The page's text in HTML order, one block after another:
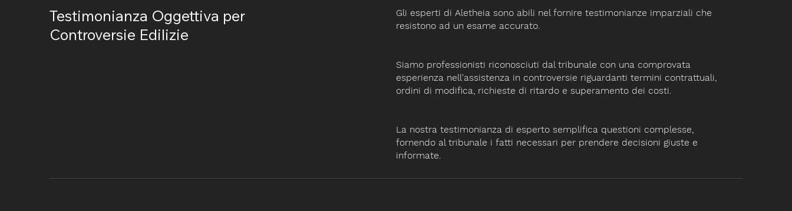
​Testimonianza Oggettiva per
Controversie Edilizie
Gli esperti di Aletheia sono abili nel fornire testimonianze imparziali che
resistono ad un esame accurato.
Siamo professionisti riconosciuti dal tribunale con una comprovata
esperienza nell'assistenza in controversie riguardanti termini contrattuali,
ordini di modifica, richieste di ritardo e superamento dei costi.
La nostra testimonianza di esperto semplifica questioni complesse,
fornendo al tribunale i fatti necessari per prendere decisioni giuste e
informate.